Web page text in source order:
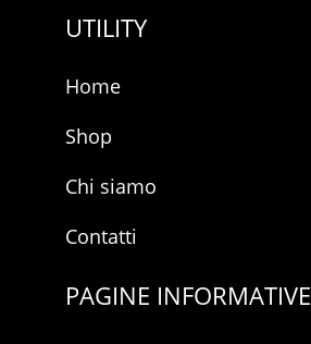
UTILITY
Home
Shop
Chi siamo
Contatti
PAGINE INFORMATIVE